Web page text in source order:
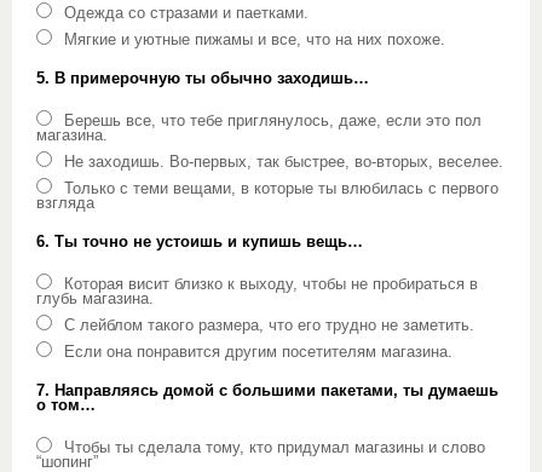
Одежда со стразами и паетками.
Мягкие и уютные пижамы и все, что на них похоже.
5. В примерочную ты обычно заходишь…
Берешь все, что тебе приглянулось, даже, если это пол
магазина.
Не заходишь. Во-первых, так быстрее, во-вторых, веселее.
Только с теми вещами, в которые ты влюбилась с первого
взгляда
6. Ты точно не устоишь и купишь вещь…
Которая висит близко к выходу, чтобы не пробираться в
глубь магазина.
С лейблом такого размера, что его трудно не заметить.
Если она понравится другим посетителям магазина.
7. Направляясь домой с большими пакетами, ты думаешь
о том…
Чтобы ты сделала тому, кто придумал магазины и слово
“шопинг”